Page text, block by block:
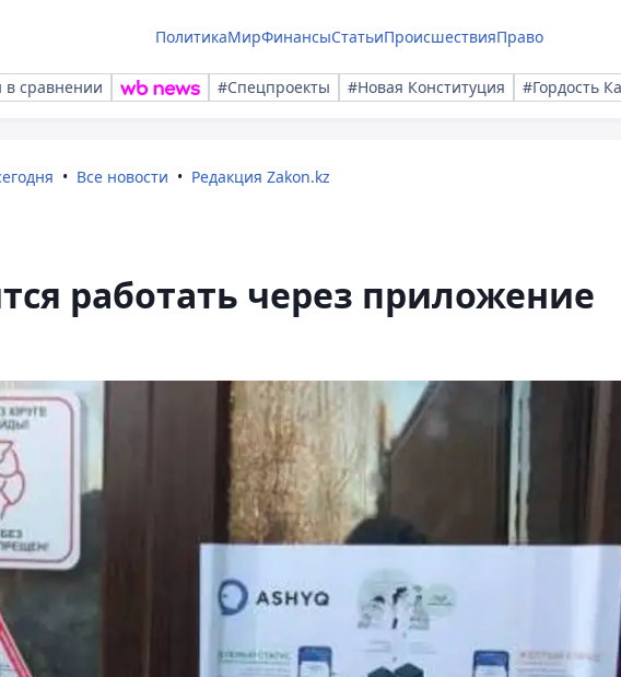
ПолитикаМирФинансыСтатьиПроисшествияПраво
в сравнении #Спецпроекты #Новая Конституция #Гордость
Все новости Редакция Zakon.kz
работать через приложение